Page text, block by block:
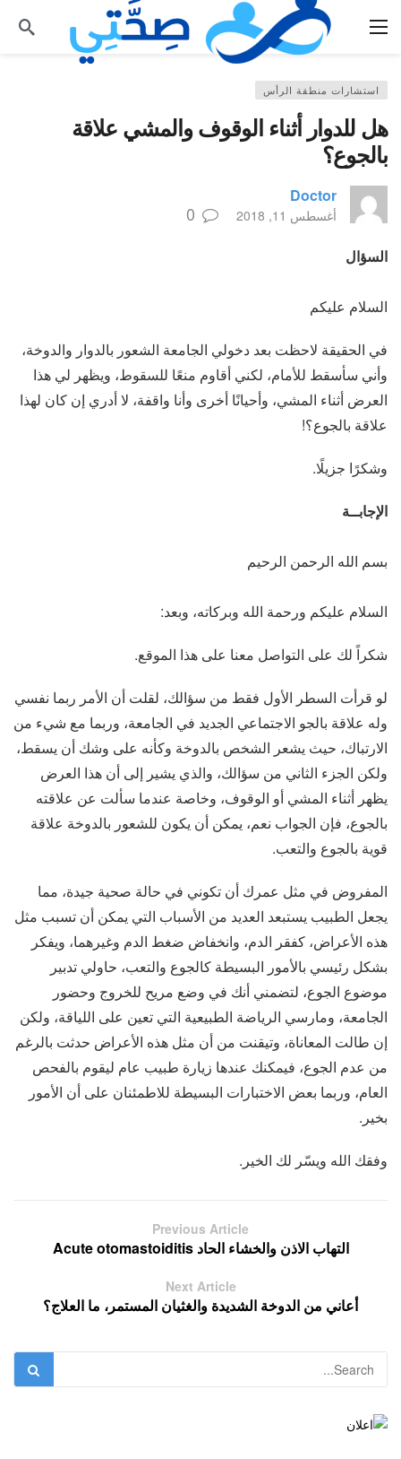
استشارات منطقة الرأس
هل للدوار أثناء الوقوف والمشي علاقة
بالجوع؟
Doctor
أغسطس 11, 2018 0
السؤال
السلام عليكم
في الحقيقة لاحظت بعد دخولي الجامعة الشعور بالدوار والدوخة،
وأني سأسقط للأمام، لكني أقاوم منعًا للسقوط، ويظهر لي هذا
العرض أثناء المشي، وأحيانًا أخرى وأنا واقفة، لا أدري إن كان لهذا
علاقة بالجوع؟!
وشكرًا جزيلًا.
الإجابــة
بسم الله الرحمن الرحيم
السلام عليكم ورحمة الله وبركاته، وبعد:
شكراً لك على التواصل معنا على هذا الموقع.
لو قرأت السطر الأول فقط من سؤالك، لقلت أن الأمر ربما نفسي
وله علاقة بالجو الاجتماعي الجديد في الجامعة، وربما مع شيء من
الارتباك، حيث يشعر الشخص بالدوخة وكأنه على وشك أن يسقط،
ولكن الجزء الثاني من سؤالك، والذي يشير إلى أن هذا العرض
يظهر أثناء المشي أو الوقوف، وخاصة عندما سألت عن علاقته
بالجوع، فإن الجواب نعم، يمكن أن يكون للشعور بالدوخة علاقة
قوية بالجوع والتعب.
المفروض في مثل عمرك أن تكوني في حالة صحية جيدة، مما
يجعل الطبيب يستبعد العديد من الأسباب التي يمكن أن تسبب مثل
هذه الأعراض، كفقر الدم، وانخفاض ضغط الدم وغيرهما، ويفكر
بشكل رئيسي بالأمور البسيطة كالجوع والتعب، حاولي تدبير
موضوع الجوع، لتضمني أنك في وضع مريح للخروج وحضور
الجامعة، ومارسي الرياضة الطبيعية التي تعين على اللياقة، ولكن
إن طالت المعاناة، وتيقنت من أن مثل هذه الأعراض حدثت بالرغم
من عدم الجوع، فيمكنك عندها زيارة طبيب عام ليقوم بالفحص
العام، وربما بعض الاختبارات البسيطة للاطمئنان على أن الأمور
بخير.
وفقك الله ويسّر لك الخير.
Previous Article
التهاب الاذن والخشاء الحاد Acute otomastoiditis
Next Article
أعاني من الدوخة الشديدة والغثيان المستمر، ما العلاج؟